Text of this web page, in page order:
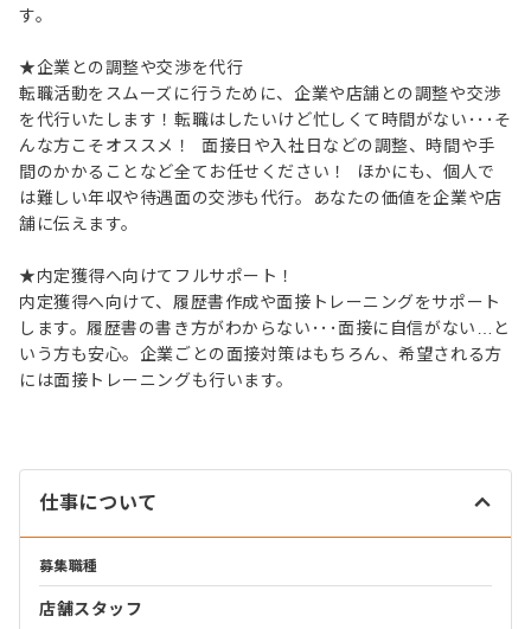
す。
★企業との調整や交渉を代行
転職活動をスムーズに行うために、企業や店舗との調整や交渉
を代行いたします！転職はしたいけど忙しくて時間がない･･･そ
んな方こそオススメ！ 面接日や入社日などの調整、時間や手
間のかかることなど全てお任せください！ ほかにも、個人で
は難しい年収や待遇面の交渉も代行。あなたの価値を企業や店
舗に伝えます。
★内定獲得へ向けてフルサポート！
内定獲得へ向けて、履歴書作成や面接トレーニングをサポート
します。履歴書の書き方がわからない･･･面接に自信がない…と
いう方も安心。企業ごとの面接対策はもちろん、希望される方
には面接トレーニングも行います。
仕事について
募集職種
店舗スタッフ